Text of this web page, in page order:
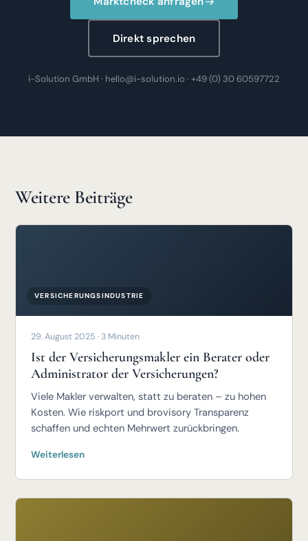
Direkt sprechen
i-Solution GmbH · hello@i-solution.io · +49 (0) 30 60597722
Weitere Beiträge
VERSICHERUNGSINDUSTRIE
29. August 2025 · 3 Minuten
Ist der Versicherungsmakler ein Berater oder
Administrator der Versicherungen?
Viele Makler verwalten, statt zu beraten – zu hohen
Kosten. Wie riskport und brovisory Transparenz
schaffen und echten Mehrwert zurückbringen.
Weiterlesen